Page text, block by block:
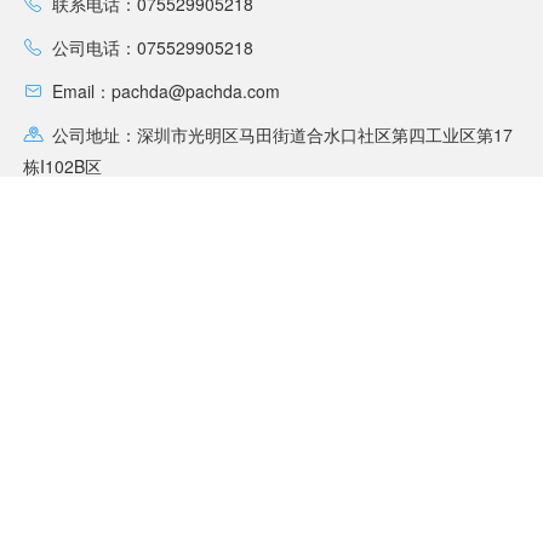
公司电话：075529905218
Email：pachda@pachda.com
公司地址：深圳市光明区马田街道合水口社区第四工业区第17
栋I102B区